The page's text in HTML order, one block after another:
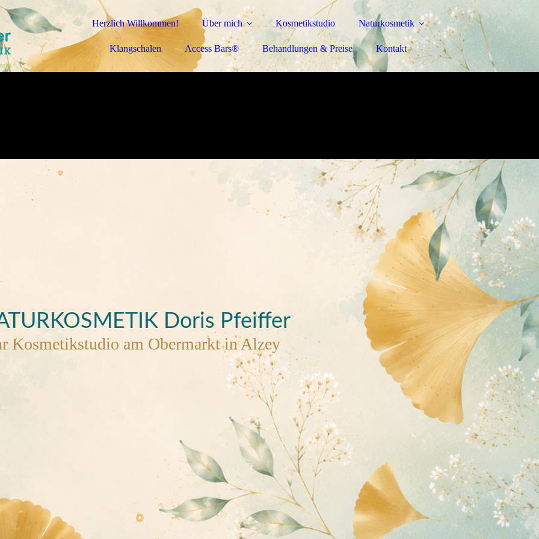
Herzlich Willkommen! Über mich Kosmetikstudio Naturkosmetik
Klangschalen Access Bars® Behandlungen & Preise Kontakt
Doris Pfeiffer
Kosmetikstudio am Obermarkt in Alzey